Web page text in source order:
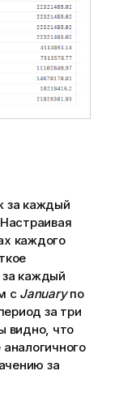
за каждый
каждого
каждый
с Januaryпо
за три
видно, что
за